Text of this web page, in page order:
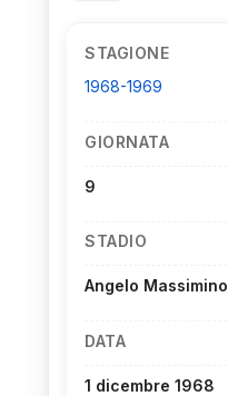
STAGIONE
1968-1969
GIORNATA
9
STADIO
Angelo Massimino
DATA
1 dicembre 1968